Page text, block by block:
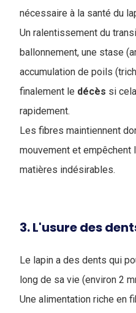
nécessaire à la santé du
Un ralentissement du
ballonnement, une stase
accumulation de poils
finalement le décès si
rapidement.
Les fibres maintiennent
mouvement et empêchent
matières indésirables.
3. L'usure des
Le lapin a des dents qui
long de sa vie (environ 2
Une alimentation riche en